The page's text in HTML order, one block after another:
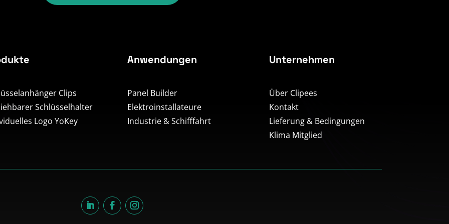
Clips
Schlüsselhalter
Logo YoKey
Anwendungen
Panel Builder
Elektroinstallateure
Industrie & Schifffahrt
Unternehmen
Über Clipees
Kontakt
Lieferung & Bedingungen
Klima Mitglied